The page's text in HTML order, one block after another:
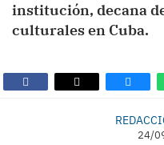
institución, decana
culturales en Cuba.
24/